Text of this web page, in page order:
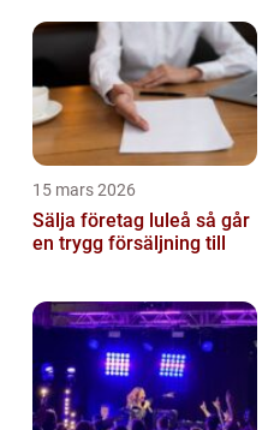
investering
15 mars 2026
Sälja företag luleå så går
en trygg försäljning till